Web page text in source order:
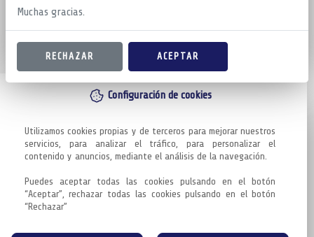
Muchas gracias.
RECHAZAR ACEPTAR
Configuración de cookies
Utilizamos cookies propias y de terceros para mejorar nuestros
servicios, para analizar el tráfico, para personalizar el
contenido y anuncios, mediante el análisis de la navegación.
Puedes aceptar todas las cookies pulsando en el botón
“Aceptar”, rechazar todas las cookies pulsando en el botón
“Rechazar”